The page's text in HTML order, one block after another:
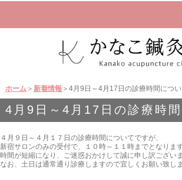
ホーム＞ 新着情報 ＞4月9日～4月17日の診療時間につ
4月9日～4月17日の診療時
４月９日～４月１７日の診療時間についてですが、
新宿サロンのみの受付で、１０時～１１時までとなります
時間が短縮になり、ご迷惑おかけして誠に申し訳ございま
なお、土日は通常通り診療しますので宜しくお願い致しま